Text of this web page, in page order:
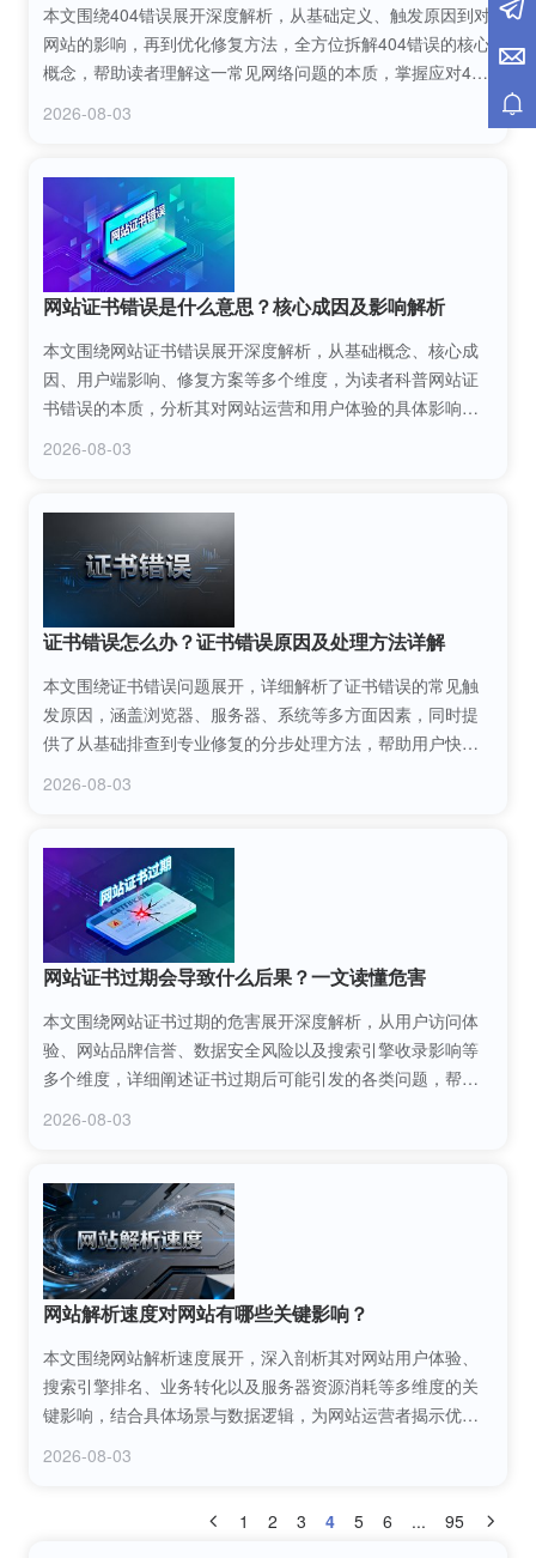
本文围绕404错误展开深度解析，从基础定义、触发原因到对
网站的影响，再到优化修复方法，全方位拆解404错误的核心
概念，帮助读者理解这一常见网络问题的本质，掌握应对404
2026-08-03
网站证书错误是什么意思？核心成因及影响解析
本文围绕网站证书错误展开深度解析，从基础概念、核心成
因、用户端影响、修复方案等多个维度，为读者科普网站证
书错误的本质，分析其对网站运营和用户体验的具体影响，
2026-08-03
证书错误怎么办？证书错误原因及处理方法详解
本文围绕证书错误问题展开，详细解析了证书错误的常见触
发原因，涵盖浏览器、服务器、系统等多方面因素，同时提
供了从基础排查到专业修复的分步处理方法，帮助用户快速
2026-08-03
网站证书过期会导致什么后果？一文读懂危害
本文围绕网站证书过期的危害展开深度解析，从用户访问体
验、网站品牌信誉、数据安全风险以及搜索引擎收录影响等
多个维度，详细阐述证书过期后可能引发的各类问题，帮助
2026-08-03
网站解析速度对网站有哪些关键影响？
本文围绕网站解析速度展开，深入剖析其对网站用户体验、
搜索引擎排名、业务转化以及服务器资源消耗等多维度的关
键影响，结合具体场景与数据逻辑，为网站运营者揭示优化
2026-08-03
1 2 3 4 5 6 ... 95